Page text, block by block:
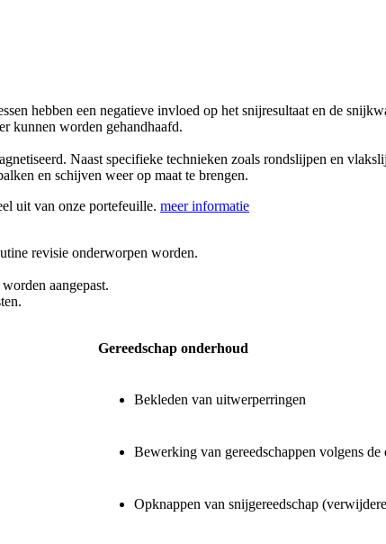
hebben een negatieve invloed op het snijresultaat en de
kunnen worden gehandhaafd.
Naast specifieke technieken zoals rondslijpen en
en schijven weer op maat te brengen.
uit van onze portefeuille. meer informatie
revisie onderworpen worden.
aangepast.
Gereedschap onderhoud
Bekleden van uitwerperringen
Bewerking van gereedschappen volgens de
Opknappen van snijgereedschap